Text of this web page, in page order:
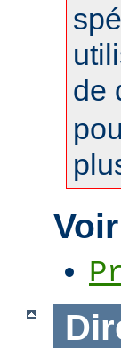
de